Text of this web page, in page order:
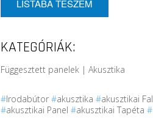
LISTÁBA TESZEM
KATEGÓRIÁK:
Függesztett panelek | Akusztika
#Irodabútor #akusztika #akusztikai Fal
#akusztikai Panel #akusztikai Tapéta #